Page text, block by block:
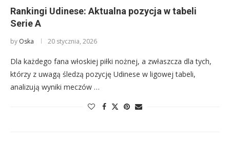
Rankingi Udinese: Aktualna pozycja w tabeli
Serie A
by Oska 20 stycznia, 2026
Dla każdego fana włoskiej piłki nożnej, a zwłaszcza dla tych,
którzy z uwagą śledzą pozycję Udinese w ligowej tabeli,
analizują wyniki meczów …